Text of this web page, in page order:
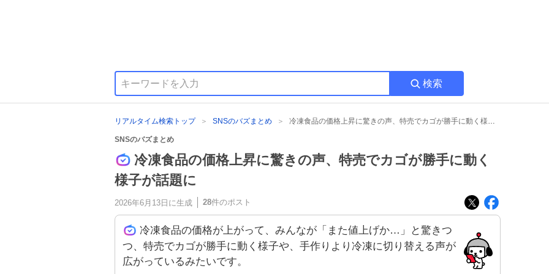
検索
リアルタイム検索トップ SNSのバズまとめ 冷凍食品の価格上昇に驚きの声、特売でカゴが勝手に動く様子が話題に
SNSのバズまとめ
冷凍食品の価格上昇に驚きの声、特売でカゴが勝手に動く
様子が話題に
2026年6月13日 に生成 28件のポスト
冷凍食品の価格が上がって、みんなが「また値上げか…」と驚きつ
つ、特売でカゴが勝手に動く様子や、手作りより冷凍に切り替える声が
広がっているみたいです。